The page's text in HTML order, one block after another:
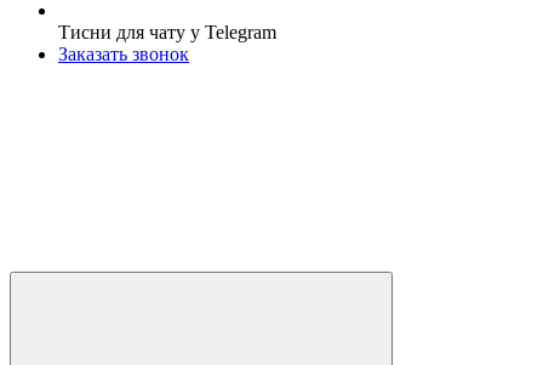
Тисни для чату у Telegram
Заказать звонок